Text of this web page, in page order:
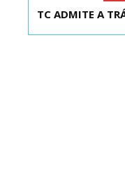
EXDIPUTADO
TC ADMITE A